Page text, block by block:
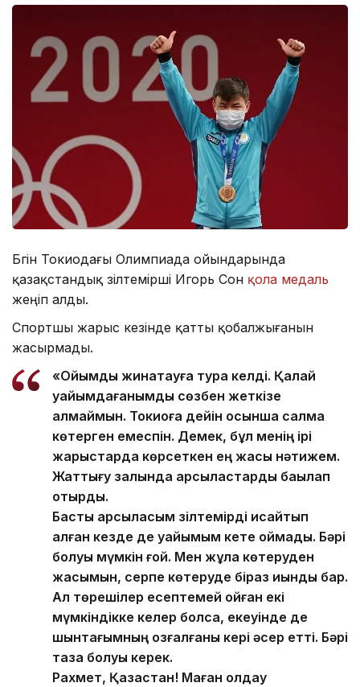
Бүгін Токиодағы Олимпиада ойындарында
қазақстандық зілтемірші Игорь Сон қола медаль
жеңіп алды.
Спортшы жарыс кезінде қатты қобалжығанын
жасырмады.
«Ойымды жинақтауға тура келді. Қалай
уайымдағанымды сөзбен жеткізе
алмаймын. Токиоға дейін осынша салмақ
көтерген емеспін. Демек, бұл менің ірі
жарыстарда көрсеткен ең жақсы нәтижем.
Жаттығу залында қарсыластарды бақылап
отырдық.
Басты қарсыласым зілтемірді қисайтып
алған кезде де уайымым кете қоймады. Бәрі
болуы мүмкін ғой. Мен жұлқа көтеруден
жақсымын, серпе көтеруде біраз қиындық бар.
Ал төрешілер есептемей қойған екі
мүмкіндікке келер болсақ, екеуінде де
шынтағымның қозғалғаны кері әсер етті. Бәрі
таза болуы керек.
Рахмет, Қазақстан! Маған қолдау